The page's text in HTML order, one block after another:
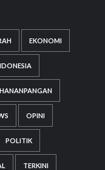
EKONOMI
OPINI
POLITIK
TERKINI